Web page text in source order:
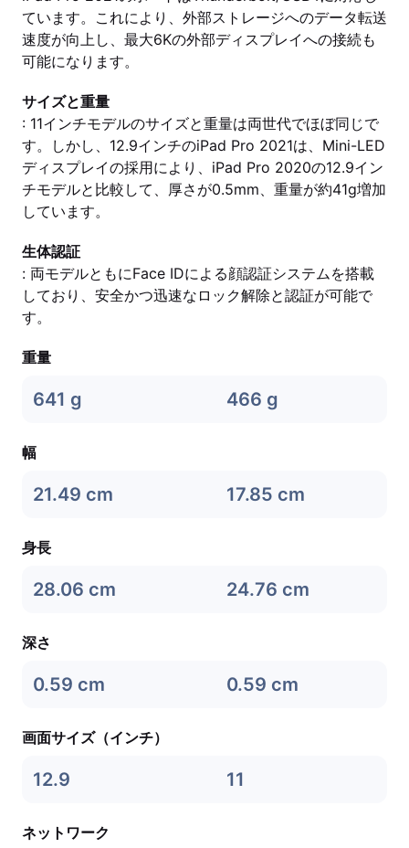
ています。これにより、外部ストレージへのデータ転送
速度が向上し、最大6Kの外部ディスプレイへの接続も
可能になります。
サイズと重量
: 11インチモデルのサイズと重量は両世代でほぼ同じで
す。しかし、12.9インチのiPad Pro 2021は、Mini-LED
ディスプレイの採用により、iPad Pro 2020の12.9イン
チモデルと比較して、厚さが0.5mm、重量が約41g増加
しています。
生体認証
: 両モデルともにFace IDによる顔認証システムを搭載
しており、安全かつ迅速なロック解除と認証が可能で
す。
重量
641 g 466 g
幅
21.49 cm 17.85 cm
身長
28.06 cm 24.76 cm
深さ
0.59 cm 0.59 cm
画面サイズ（インチ）
12.9 11
ネットワーク